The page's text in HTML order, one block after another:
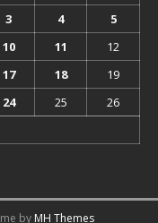
3 4
5
10 11
12
17 18
19
24 25
26
by MH Themes